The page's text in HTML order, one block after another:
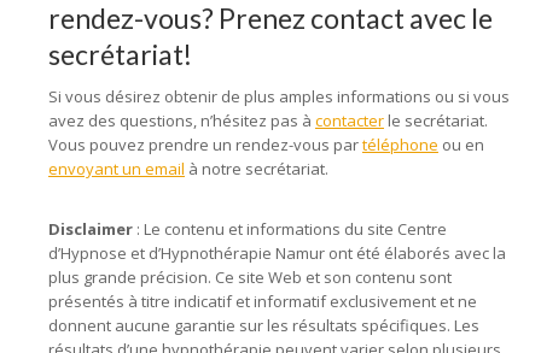
rendez-vous? Prenez contact avec le
secrétariat!
Si vous désirez obtenir de plus amples informations ou si vous
avez des questions, n’hésitez pas à contacter le secrétariat.
Vous pouvez prendre un rendez-vous partéléphone ou en
envoyant un email à notre secrétariat.
Disclaimer : Le contenu et informations du site Centre
d’Hypnose et d’Hypnothérapie Namur ont été élaborés avec la
plus grande précision. Ce site Web et son contenu sont
présentés à titre indicatif et informatif exclusivement et ne
donnent aucune garantie sur les résultats spécifiques. Les